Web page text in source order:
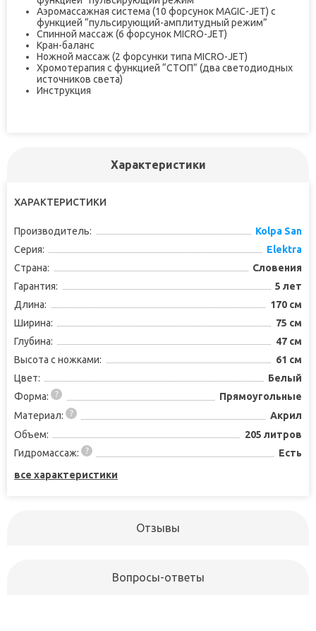
Аэромассажная система (10 форсунок MAGIC-JET) с
функцией “пульсирующий-амплитудный режим”
Спинной массаж (6 форсунок MICRO-JET)
Кран-баланс
Ножной массаж (2 форсунки типа MICRO-JET)
Хромотерапия с функцией “СТОП” (два светодиодных
источников света)
Инструкция
Характеристики
ХАРАКТЕРИСТИКИ
Производитель:
Kolpa San
Серия:
Elektra
Страна:
Словения
Гарантия:
5 лет
Длина:
170 см
Ширина:
75 см
Глубина:
47 см
Высота с ножками:
61 см
Цвет:
Белый
Форма:
Прямоугольные
Материал:
Акрил
Объем:
205 литров
Гидромассаж:
Есть
все характеристики
Отзывы
Вопросы-ответы